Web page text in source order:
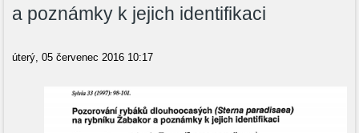
a poznámky k jejich identifikaci
úterý, 05 červenec 2016 10:17